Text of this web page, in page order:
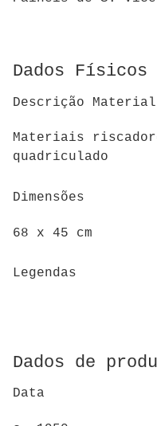
Dados Físicos
Descrição Material
Materiais
quadriculado
Dimensões
68 x 45 cm
Legendas
Dados de
Data